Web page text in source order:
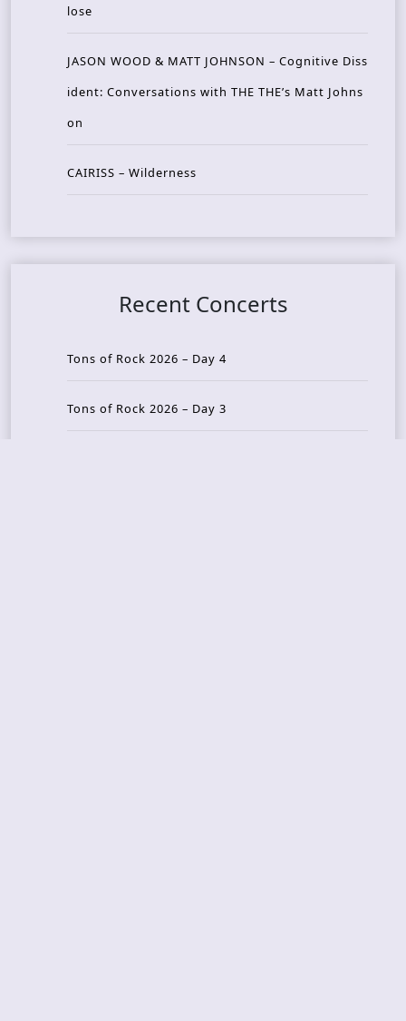
lose
JASON WOOD & MATT JOHNSON – Cognitive Diss
ident: Conversations with THE THE’s Matt Johns
on
CAIRISS – Wilderness
Recent Concerts
Tons of Rock 2026 – Day 4
Tons of Rock 2026 – Day 3